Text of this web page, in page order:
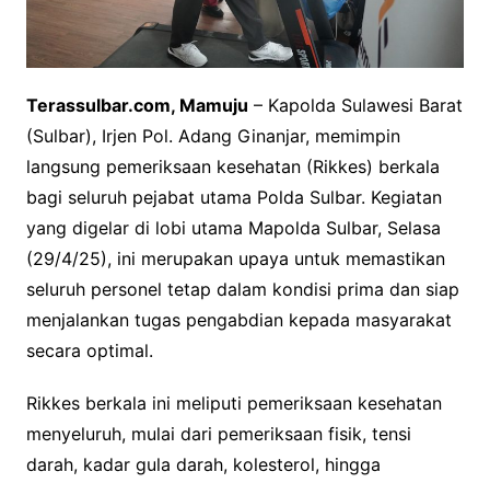
Terassulbar.com, Mamuju – Kapolda Sulawesi Barat
(Sulbar), Irjen Pol. Adang Ginanjar, memimpin
langsung pemeriksaan kesehatan (Rikkes) berkala
bagi seluruh pejabat utama Polda Sulbar. Kegiatan
yang digelar di lobi utama Mapolda Sulbar, Selasa
(29/4/25), ini merupakan upaya untuk memastikan
seluruh personel tetap dalam kondisi prima dan siap
menjalankan tugas pengabdian kepada masyarakat
secara optimal.
Rikkes berkala ini meliputi pemeriksaan kesehatan
menyeluruh, mulai dari pemeriksaan fisik, tensi
darah, kadar gula darah, kolesterol, hingga